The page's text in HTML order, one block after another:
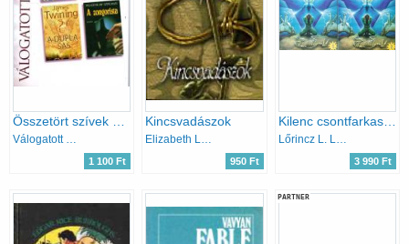
Válogatott könyvek
1 100 Ft
Kincsvadászok
Elizabeth Lowell
950 Ft
Kilenc csontfarkas 1-2.
Lőrincz L. László
3 990 Ft
PARTNER